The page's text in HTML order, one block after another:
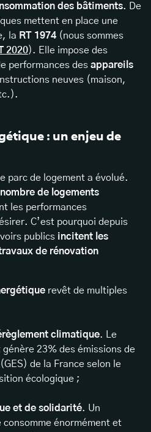
des bâtiments. De
mettent en place une
la RT 1974 (nous sommes
2020). Elle impose des
performances des appareils
neuves (maison,
: un enjeu de
parc de logement a évolué.
de logements
les performances
C’est pourquoi depuis
publics incitent les
de rénovation
revêt de multiples
climatique. Le
23% des émissions de
de la France selon le
écologique ;
et de solidarité. Un
énormément et